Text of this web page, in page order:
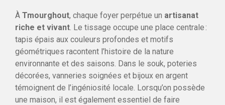
À Tmourghout, chaque foyer perpétue un artisanat
riche et vivant. Le tissage occupe une place centrale :
tapis épais aux couleurs profondes et motifs
géométriques racontent l’histoire de la nature
environnante et des saisons. Dans le souk, poteries
décorées, vanneries soignées et bijoux en argent
témoignent de l’ingéniosité locale. Lorsqu’on possède
une maison, il est également essentiel de faire